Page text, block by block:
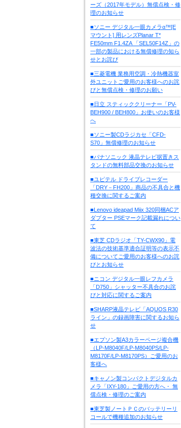
ーズ（2017年モデル）無償点検・修
理のお知らせ
■ソニー デジタル一眼カメラα™[E
マウント] 用レンズPlanar T*
FE50mm F1.4ZA 「SEL50F14Z」の
一部の製品における無償修理の知ら
せとお詫び
■三菱電機 業務用空調・冷熱機器室
外ユニットご愛用のお客様へのお詫
びと無償点検・修理のお願い
■日立 スティッククリーナー「PV-
BEH900 / BEH800」お使いのお客様
へ
■ソニー製CDラジカセ「CFD-
S70」無償修理のお知らせ
■パナソニック 液晶テレビ据置きス
タンドの無料部品交換のお知らせ
■ユピテル ドライブレコーダー
「DRY－FH200」商品の不具合と機
種交換に関するご案内
■Lenovo ideapad Miix 320同梱ACア
ダプター PSEマーク記載漏れについ
て
■東芝 CDラジオ「TY-CWX90」電
波法の技術基準適合証明等の表示不
備についてご愛用のお客様へのお詫
びとお知らせ
■ニコン デジタル一眼レフカメラ
「D750」シャッター不具合のお詫
びと対応に関するご案内
■SHARP液晶テレビ「AQUOS R30
ライン」の録画障害に関するお知ら
せ
■エプソン製A3カラーページ複合機
（LP-M8040F/LP-M8040PS/LP-
M8170F/LP-M8170PS）ご愛用のお
客様へ
■キャノン製コンパクトデジタルカ
メラ「IXY-180」ご愛用の方へ・ 無
償点検・修理のご案内
■東芝製ノートＰＣのバッテリーリ
コールで機種追加のお知らせ